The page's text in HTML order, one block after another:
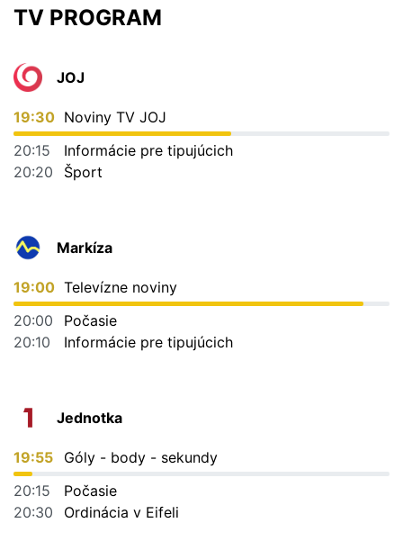
TV PROGRAM
JOJ
19:30 Noviny TV JOJ
20:15
Informácie pre tipujúcich
20:20
Šport
Markíza
19:00 Televízne noviny
20:00
Počasie
20:10
Informácie pre tipujúcich
Jednotka
19:55
Góly - body - sekundy
20:15
Počasie
20:30
Ordinácia v Eifeli